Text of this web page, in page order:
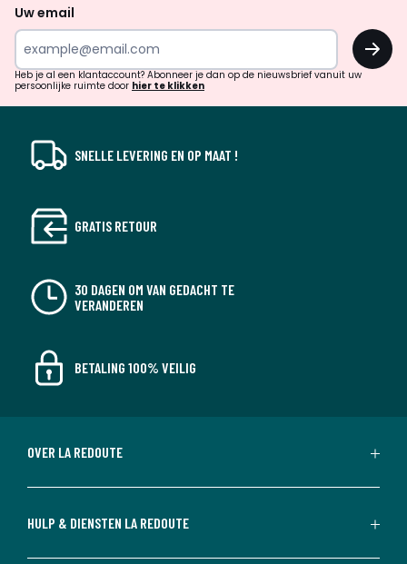
inspiratie
verrassingen?
Uw email
OK
Heb je al een klantaccount? Abonneer je dan op de nieuwsbrief vanuit uw
persoonlijke ruimte door hier te klikken
SNELLE LEVERING EN OP MAAT !
GRATIS RETOUR
30 DAGEN OM VAN GEDACHT TE
VERANDEREN
BETALING 100% VEILIG
OVER LA REDOUTE
HULP & DIENSTEN LA REDOUTE